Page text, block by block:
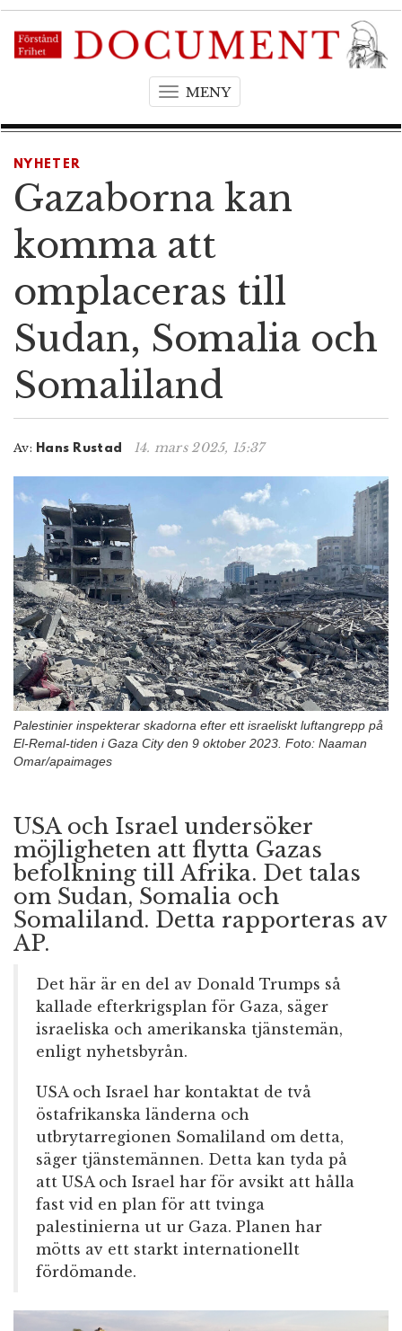
MENYT
g
l
e
a
t
n
NYHETER
Gazaborna kan
komma att
omplaceras till
Sudan, Somalia och
Somaliland
Av: Hans Rustad 14. mars 2025, 15:37
Palestinier inspekterar skadorna efter ett israeliskt luftangrepp på
El-Remal-tiden i Gaza City den 9 oktober 2023. Foto: Naaman
Omar/apaimages
USA och Israel undersöker
möjligheten att flytta Gazas
befolkning till Afrika. Det talas
om Sudan, Somalia och
Somaliland. Detta rapporteras av
AP.
Det här är en del av Donald Trumps så
kallade efterkrigsplan för Gaza, säger
israeliska och amerikanska tjänstemän,
enligt nyhetsbyrån.
USA och Israel har kontaktat de två
östafrikanska länderna och
utbrytarregionen Somaliland om detta,
säger tjänstemännen. Detta kan tyda på
att USA och Israel har för avsikt att hålla
fast vid en plan för att tvinga
palestinierna ut ur Gaza. Planen har
mötts av ett starkt internationellt
fördömande.